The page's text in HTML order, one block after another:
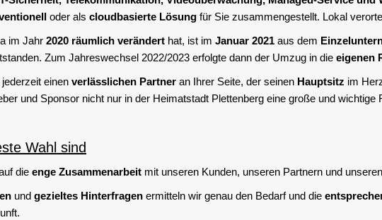
oder als cloudbasierte Lösung für Sie zusammengestellt. Lokal
im Jahr 2020 räumlich verändert hat, ist im Januar 2021 aus dem
Zum Jahreswechsel 2022/2023 erfolgte dann der Umzug in die eigenen
einen verlässlichen Partner an Ihrer Seite, der seinen Hauptsitz im
und Sponsor nicht nur in der Heimatstadt Plettenberg eine große und wichtige
Wahl sind
die enge Zusammenarbeit mit unseren Kunden, unseren Partnern und
und gezieltes Hinterfragen ermitteln wir genau den Bedarf und die